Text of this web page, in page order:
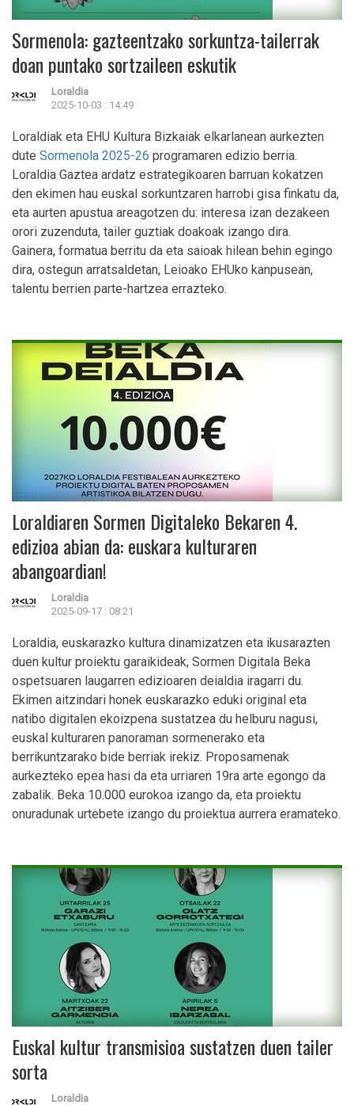
Sormenola: gazteentzako sorkuntza-tailerrak
doan puntako sortzaileen eskutik
Loraldia
2025-10-03 : 14:49
Loraldiak eta EHU Kultura Bizkaiak elkarlanean aurkezten
dute Sormenola 2025-26 programaren edizio berria.
Loraldia Gaztea ardatz estrategikoaren barruan kokatzen
den ekimen hau euskal sorkuntzaren harrobi gisa finkatu da,
eta aurten apustua areagotzen du: interesa izan dezakeen
orori zuzenduta, tailer guztiak doakoak izango dira.
Gainera, formatua berritu da eta saioak hilean behin egingo
dira, ostegun arratsaldetan, Leioako EHUko kanpusean,
talentu berrien parte-hartzea errazteko.
Loraldiaren Sormen Digitaleko Bekaren 4.
edizioa abian da: euskara kulturaren
abangoardian!
Loraldia
2025-09-17 : 08:21
Loraldia, euskarazko kultura dinamizatzen eta ikusarazten
duen kultur proiektu garaikideak, Sormen Digitala Beka
ospetsuaren laugarren edizioaren deialdia iragarri du.
Ekimen aitzindari honek euskarazko eduki original eta
natibo digitalen ekoizpena sustatzea du helburu nagusi,
euskal kulturaren panoraman sormenerako eta
berrikuntzarako bide berriak irekiz. Proposamenak
aurkezteko epea hasi da eta urriaren 19ra arte egongo da
zabalik. Beka 10.000 eurokoa izango da, eta proiektu
onuradunak urtebete izango du proiektua aurrera eramateko.
Euskal kultur transmisioa sustatzen duen tailer
sorta
Loraldia